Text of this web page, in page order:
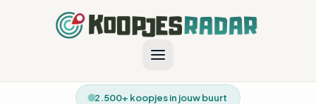
2.500+ koopjes in jouw buurt